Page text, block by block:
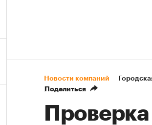
Новости компаний
Поделиться